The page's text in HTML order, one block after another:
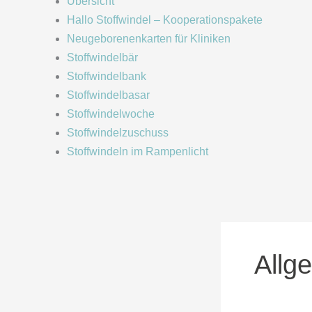
Hallo Stoffwindel – Kooperationspakete
Neugeborenenkarten für Kliniken
Stoffwindelbär
Stoffwindelbank
Stoffwindelbasar
Stoffwindelwoche
Stoffwindelzuschuss
Stoffwindeln im Rampenlicht